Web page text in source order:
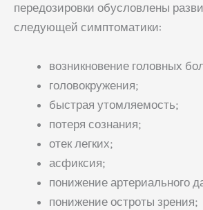
передозировки обусловлены
следующей симптоматики:
возникновение головных
головокружения;
быстрая утомляемость;
потеря сознания;
отек легких;
асфиксия;
понижение артериального
понижение остроты зрения;